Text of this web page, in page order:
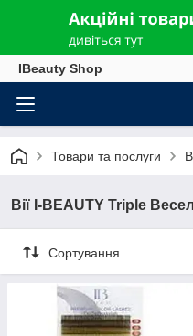
IBeauty Shop
Товари та послуги
Вії I-BEAUTY Triple
Сортування